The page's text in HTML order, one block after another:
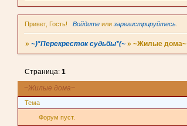
Привет, Гость! Войдитеили зарегистрируйтесь
»~)*Перекресток судьбы*(~ »~Жилые дома~
~Жилые дома~
Страница:1
Тема
Форум пуст.